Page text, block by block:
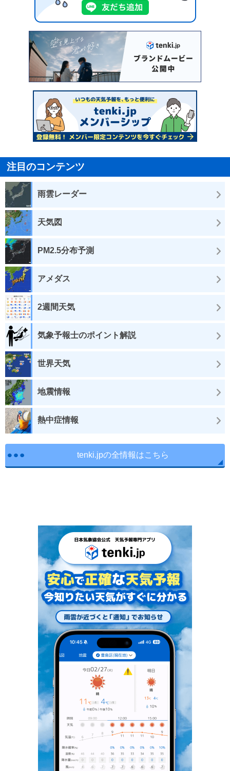
注目のコンテンツ
雨雲レーダー
天気図
PM2.5分布予測
アメダス
2週間天気
気象予報士のポイント解説
世界天気
地震情報
熱中症情報
tenki.jpの全情報はこちら